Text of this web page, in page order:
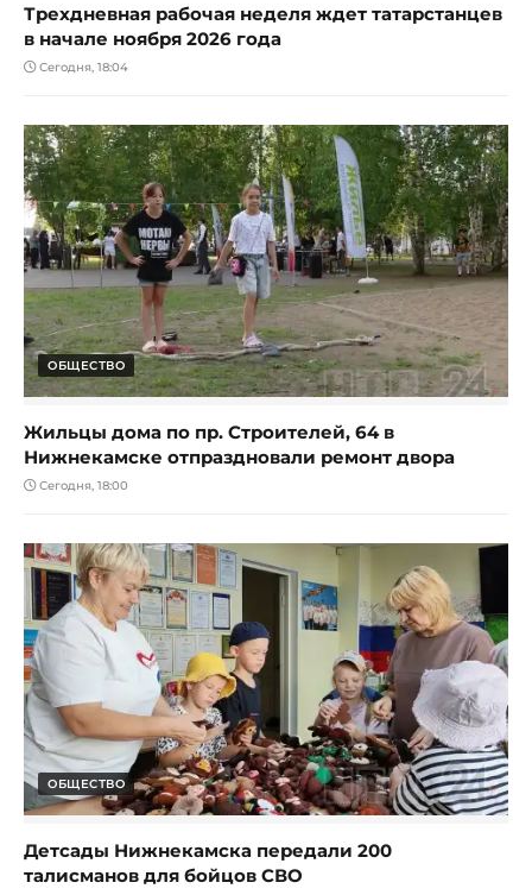
Трехдневная рабочая неделя ждет татарстанцев
в начале ноября 2026 года
Сегодня, 18:04
ОБЩЕСТВО
Жильцы дома по пр. Строителей, 64 в
Нижнекамске отпраздновали ремонт двора
Сегодня, 18:00
ОБЩЕСТВО
Детсады Нижнекамска передали 200
талисманов для бойцов СВО